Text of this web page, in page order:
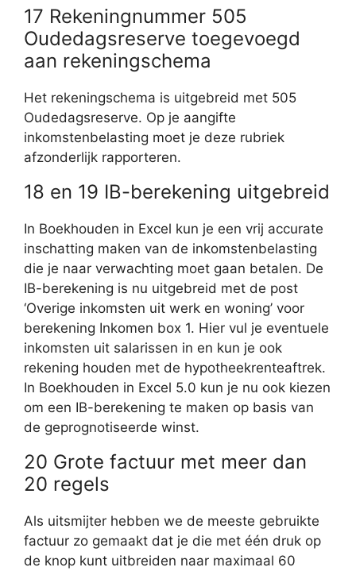
17 Rekeningnummer 505
Oudedagsreserve toegevoegd
aan rekeningschema
Het rekeningschema is uitgebreid met 505
Oudedagsreserve. Op je aangifte
inkomstenbelasting moet je deze rubriek
afzonderlijk rapporteren.
18 en 19 IB-berekening uitgebreid
In Boekhouden in Excel kun je een vrij accurate
inschatting maken van de inkomstenbelasting
die je naar verwachting moet gaan betalen. De
IB-berekening is nu uitgebreid met de post
‘Overige inkomsten uit werk en woning’ voor
berekening Inkomen box 1. Hier vul je eventuele
inkomsten uit salarissen in en kun je ook
rekening houden met de hypotheekrenteaftrek.
In Boekhouden in Excel 5.0 kun je nu ook kiezen
om een IB-berekening te maken op basis van
de geprognotiseerde winst.
20 Grote factuur met meer dan
20 regels
Als uitsmijter hebben we de meeste gebruikte
factuur zo gemaakt dat je die met één druk op
de knop kunt uitbreiden naar maximaal 60